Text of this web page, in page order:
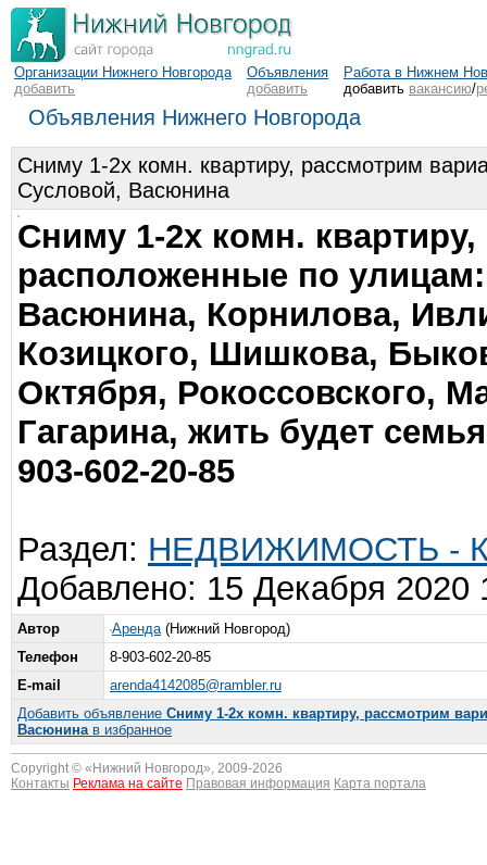
Организации Нижнего Новгорода
добавить
Объявления
добавить
Работа в Нижнем
добавить вакансию/
Объявления Нижнего Новгорода
Сниму 1-2х комн. квартиру, рассмотрим
Сусловой, Васюнина
Сниму 1-2х комн.
расположенные по
Васюнина, Корнилова,
Козицкого, Шишкова,
Октября, Рокоссовского,
Гагарина, жить будет
903-602-20-85
Раздел: НЕДВИЖИМОСТЬ -
Добавлено: 15 Декабря 2020
Автор Аренда(Нижний Новгород)
Телефон
8-903-602-20-85
E-mail
arenda4142085@rambler.ru
Добавить объявление Сниму 1-2х комн. квартиру, рассмотрим
Васюнинав избранное
Copyright © « Нижний Новгород», 2009-2026
Контакты Реклама на сайте Правовая информация Карта портала